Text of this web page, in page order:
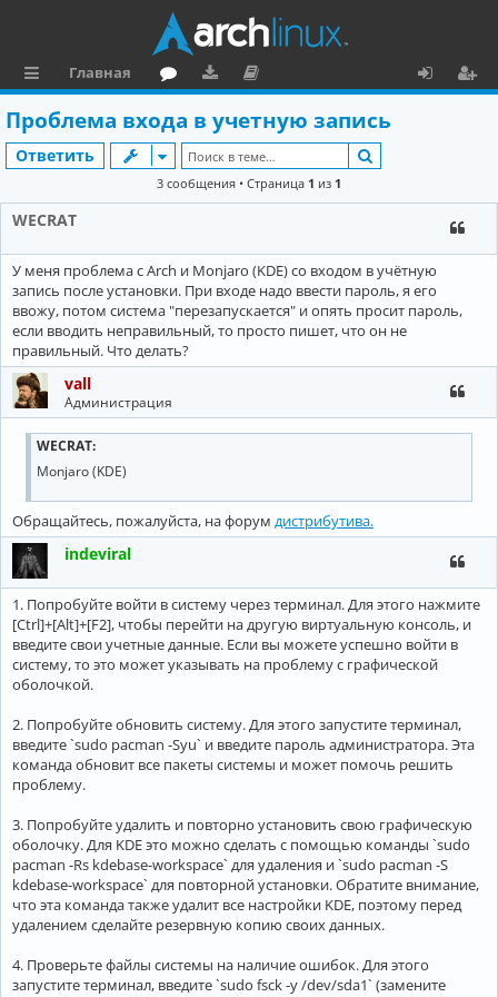
ы
л
к
Главная
ру
м
ру
зк
и
ку
м
е
та
ц
и
я
р
Проблема входа в учетную запись
Ответить
3 сообщения • Страница 1 из 1
WECRAT
У меня проблема с Arch и Monjaro (KDE) со входом в учётную
запись после установки. При входе надо ввести пароль, я его
ввожу, потом система "перезапускается" и опять просит пароль,
если вводить неправильный, то просто пишет, что он не
правильный. Что делать?
vall
Администрация
WECRAT:
Monjaro (KDE)
Обращайтесь, пожалуйста, на форум дистрибутива.
indeviral
1. Попробуйте войти в систему через терминал. Для этого нажмите
[Ctrl]+[Alt]+[F2], чтобы перейти на другую виртуальную консоль, и
введите свои учетные данные. Если вы можете успешно войти в
систему, то это может указывать на проблему с графической
оболочкой.
2. Попробуйте обновить систему. Для этого запустите терминал,
введите `sudo pacman -Syu` и введите пароль администратора. Эта
команда обновит все пакеты системы и может помочь решить
проблему.
3. Попробуйте удалить и повторно установить свою графическую
оболочку. Для KDE это можно сделать с помощью команды `sudo
pacman -Rs kdebase-workspace` для удаления и `sudo pacman -S
kdebase-workspace` для повторной установки. Обратите внимание,
что эта команда также удалит все настройки KDE, поэтому перед
удалением сделайте резервную копию своих данных.
4. Проверьте файлы системы на наличие ошибок. Для этого
запустите терминал, введите `sudo fsck -y /dev/sda1` (замените